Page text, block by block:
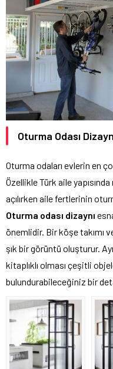
Oturma Odası
Oturma odaları evlerin en
Özellikle Türk aile
açılırken aile fertlerinin
Oturma odası dizaynı
önemlidir. Bir köşe takımı
şık bir görüntü oluşturur.
kitaplıklı olması çeşitli
bulundurabileceğiniz bir